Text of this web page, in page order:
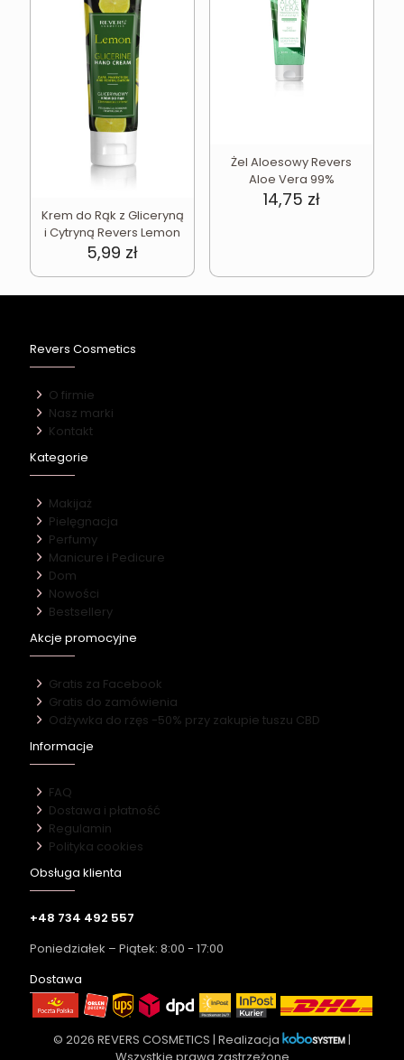
Krem do Rąk z Gliceryną
i Cytryną Revers Lemon
5,99 zł
Żel Aloesowy Revers
Aloe Vera 99%
14,75 zł
Revers Cosmetics
O firmie
Nasz marki
Kontakt
Kategorie
Makijaż
Pielęgnacja
Perfumy
Manicure i Pedicure
Dom
Nowości
Bestsellery
Akcje promocyjne
Gratis za Facebook
Gratis do zamówienia
Odżywka do rzęs -50% przy zakupie tuszu CBD
Informacje
FAQ
Dostawa i płatność
Regulamin
Polityka cookies
Obsługa klienta
+48 734 492 557
Poniedziałek – Piątek: 8:00 - 17:00
Dostawa
© 2026 REVERS COSMETICS | Realizacja
|